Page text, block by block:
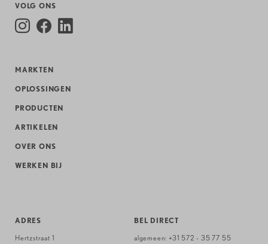
VOLG ONS
MARKTEN
OPLOSSINGEN
PRODUCTEN
ARTIKELEN
OVER ONS
WERKEN BIJ
ADRES
Hertzstraat 1
BEL DIRECT
algemeen: +31 572 - 35 77 55